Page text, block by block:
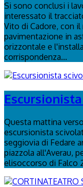
Si sono conclusi i
interessato il
Vito di Cadore, con
pavimentazione in
orizzontale e
corrispondenza...
Questa mattina
escursionista
seggiovia di Fedare
piazzola all'Averau,
elisoccorso di Falco